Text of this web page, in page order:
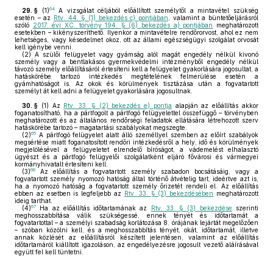
29. § (1)64A vizsgálat céljából előállított személytől a mintavétel szükség
esetén – az Rtv. 44. § (1) bekezdés c) pontjában , valamint a büntetőeljárásról
szóló 2017. évi XC. törvény 194. § (6) bekezdés a) pontjában
meghatározott
esetekben – kikényszeríthető. Ilyenkor a mintavételre rendőrorvost, ahol ez nem
lehetséges, vagy késedelmet okoz, ott az állami egészségügyi szolgálat orvosát
kell igénybe venni.
(2) A szülői felügyelet vagy gyámság alól magát engedély nélkül kivonó
személy vagy a bentlakásos gyermekvédelmi intézményből engedély nélkül
távozó személy előállításáról értesíteni kell a felügyelet gyakorlására jogosultat, a
hatáskörébe tartozó intézkedés megtételének felmerülése esetén a
gyámhatóságot is. Az okok és körülmények tisztázása után a fogvatartott
személyt át kell adni a felügyelet gyakorlására jogosultnak.
30. § (1) Az Rtv. 33. § (2) bekezdés e) pontja alapján az előállítás akkor
foganatosítható, ha a pártfogolt a pártfogó felügyelettel összefüggő – törvényben
meghatározott és az általános rendőrségi feladatok ellátására létrehozott szerv
hatáskörébe tartozó – magatartási szabályokat megszegte.
(2)65 A pártfogó felügyelet alatt álló személlyel szemben az előírt szabályok
megsértése miatt foganatosított rendőri intézkedésről a hely, idő és körülmények
megjelölésével a felügyeletet elrendelő bíróságot, a vádemelést elhalasztó
ügyészt és a pártfogó felügyelői szolgálatként eljáró fővárosi és vármegyei
kormányhivatalt értesíteni kell.
(3)66
Az előállítás a fogvatartott személy szabadon bocsátásáig, vagy a
fogvatartott személy nyomozó hatóság által történő átvételig tart, ideértve azt is,
ha a nyomozó hatóság a fogvatartott személy őrizetét rendeli el. Az előállítás
ebben az esetben is legfeljebb az Rtv. 33. § (3) bekezdésében meghatározott
ideig tarthat.
(4)67 Ha az előállítás időtartamának az Rtv. 33. § (3) bekezdése szerinti
meghosszabbítása válik szükségessé, ennek tényét és időtartamát a
fogvatartottal – a személyi szabadság korlátozása 8. órájának lejártát megelőzően
– szóban közölni kell, és a meghosszabbítás tényét, okát, időtartamát, illetve
annak közlését az előállításról készített jelentésen, valamint az előállítás
időtartamáról kiállított igazoláson, az engedélyezésre jogosult vezető aláírásával
együtt fel kell tüntetni.